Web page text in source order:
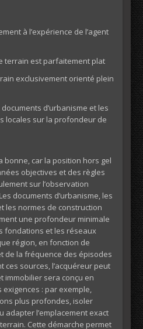
à l’expérience de l’agent
terrain est parfaitement plat
exclusivement orienté plein
d’urbanisme et les
locales sur la profondeur de
bonne, car la position hors gel
objectives et des règles
sur l’observation
documents d’urbanisme, les
les normes de construction
une profondeur minimale
fondations et les réseaux
région, en fonction de
de la fréquence des épisodes
ces sources, l’acquéreur peut
immobilier sera conçu en
exigences : par exemple,
plus profondes, isoler
adapter l’emplacement exact
Cette démarche permet